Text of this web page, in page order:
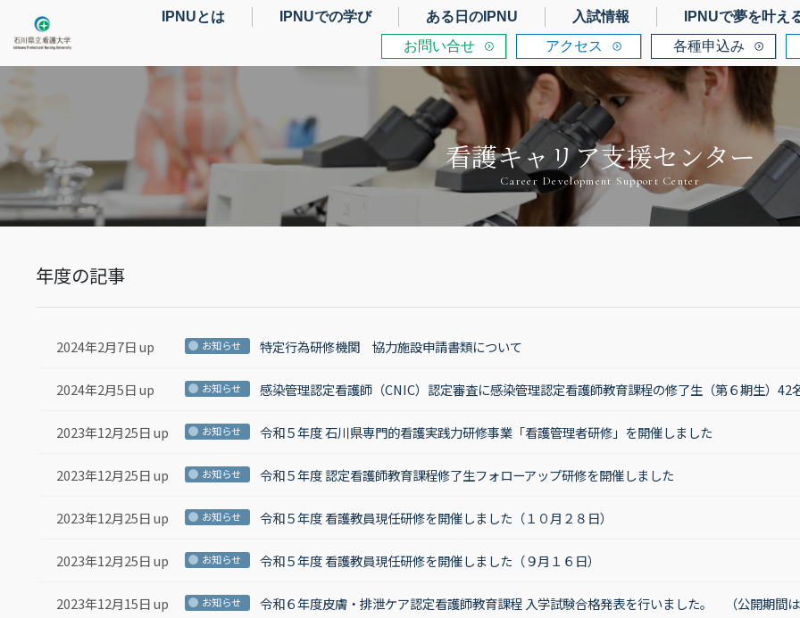
IPNUとは IPNUでの学び ある日のIPNU 入試情報 IPNUで夢を叶え
お問い合せ
アクセス 各種申込み
看護キャリア支援センター
Career Development Support Center
年度の記事
2024年2月7日 up お知らせ 特定行為研修機関 協力施設申請書類について
2024年2月5日 up お知らせ 感染管理認定看護師（CNIC）認定審査に感染管理認定看護師教育課程の修了生（第６期生）42
2023年12月25日 up お知らせ 令和５年度 石川県専門的看護実践力研修事業「看護管理者研修」を開催しました
2023年12月25日 up お知らせ 令和５年度 認定看護師教育課程修了生フォローアップ研修を開催しました
2023年12月25日 up お知らせ 令和５年度 看護教員現任研修を開催しました（１０月２８日）
2023年12月25日 up お知らせ 令和５年度 看護教員現任研修を開催しました（９月１６日）
2023年12月15日 up お知らせ 令和６年度皮膚・排泄ケア認定看護師教育課程 入学試験合格発表を行いました。 （公開期間は